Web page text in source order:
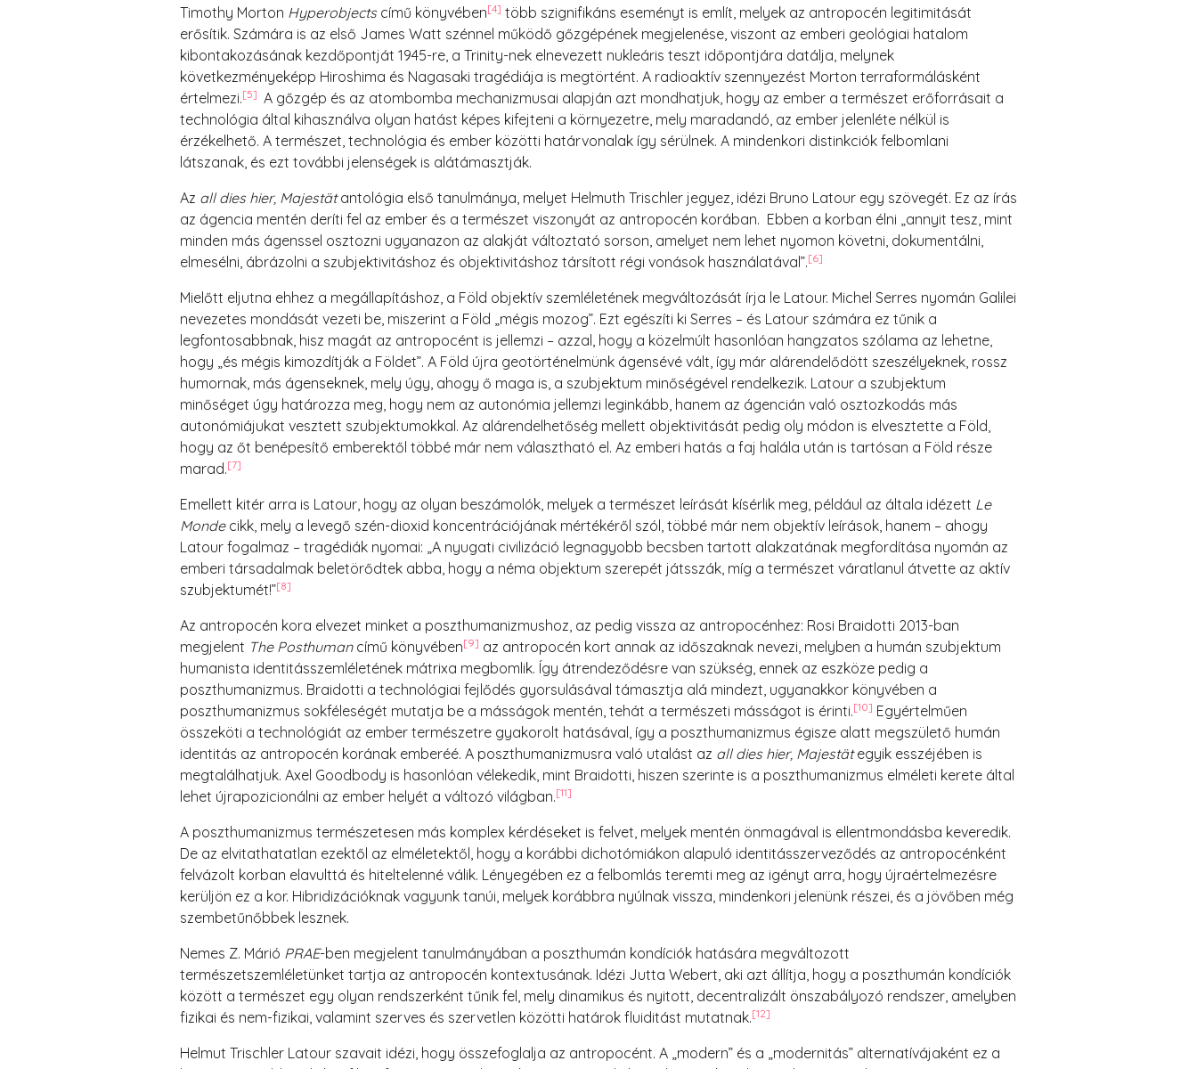
Timothy Morton Hyperobjects című könyvében[4] több szignifikáns eseményt is említ, melyek az antropocén legitimitását
erősítik. Számára is az első James Watt szénnel működő gőzgépének megjelenése, viszont az emberi geológiai hatalom
kibontakozásának kezdőpontját 1945-re, a Trinity-nek elnevezett nukleáris teszt időpontjára datálja, melynek
következményeképp Hiroshima és Nagasaki tragédiája is megtörtént. A radioaktív szennyezést Morton terraformálásként
értelmezi.[5] A gőzgép és az atombomba mechanizmusai alapján azt mondhatjuk, hogy az ember a természet erőforrásait a
technológia által kihasználva olyan hatást képes kifejteni a környezetre, mely maradandó, az ember jelenléte nélkül is
érzékelhető. A természet, technológia és ember közötti határvonalak így sérülnek. A mindenkori distinkciók felbomlani
látszanak, és ezt további jelenségek is alátámasztják.
Az all dies hier, Majestätantológia első tanulmánya, melyet Helmuth Trischler jegyez, idézi Bruno Latour egy szövegét. Ez az írás
az ágencia mentén deríti fel az ember és a természet viszonyát az antropocén korában. Ebben a korban élni „annyit tesz, mint
minden más ágenssel osztozni ugyanazon az alakját változtató sorson, amelyet nem lehet nyomon követni, dokumentálni,
elmesélni, ábrázolni a szubjektivitáshoz és objektivitáshoz társított régi vonások használatával”.[6]
Mielőtt eljutna ehhez a megállapításhoz, a Föld objektív szemléletének megváltozását írja le Latour. Michel Serres nyomán Galilei
nevezetes mondását vezeti be, miszerint a Föld „mégis mozog”. Ezt egészíti ki Serres – és Latour számára ez tűnik a
legfontosabbnak, hisz magát az antropocént is jellemzi – azzal, hogy a közelmúlt hasonlóan hangzatos szólama az lehetne,
hogy „és mégis kimozdítják a Földet”. A Föld újra geotörténelmünk ágensévé vált, így már alárendelődött szeszélyeknek, rossz
humornak, más ágenseknek, mely úgy, ahogy ő maga is, a szubjektum minőségével rendelkezik. Latour a szubjektum
minőséget úgy határozza meg, hogy nem az autonómia jellemzi leginkább, hanem az ágencián való osztozkodás más
autonómiájukat vesztett szubjektumokkal. Az alárendelhetőség mellett objektivitását pedig oly módon is elvesztette a Föld,
hogy az őt benépesítő emberektől többé már nem választható el. Az emberi hatás a faj halála után is tartósan a Föld része
marad.[7]
Emellett kitér arra is Latour, hogy az olyan beszámolók, melyek a természet leírását kísérlik meg, például az általa idézett Le
Monde cikk, mely a levegő szén-dioxid koncentrációjának mértékéről szól, többé már nem objektív leírások, hanem – ahogy
Latour fogalmaz – tragédiák nyomai: „A nyugati civilizáció legnagyobb becsben tartott alakzatának megfordítása nyomán az
emberi társadalmak beletörődtek abba, hogy a néma objektum szerepét játsszák, míg a természet váratlanul átvette az aktív
szubjektumét!”[8]
Az antropocén kora elvezet minket a poszthumanizmushoz, az pedig vissza az antropocénhez: Rosi Braidotti 2013-ban
megjelent The Posthuman című könyvében[9] az antropocén kort annak az időszaknak nevezi, melyben a humán szubjektum
humanista identitásszemléletének mátrixa megbomlik. Így átrendeződésre van szükség, ennek az eszköze pedig a
poszthumanizmus. Braidotti a technológiai fejlődés gyorsulásával támasztja alá mindezt, ugyanakkor könyvében a
poszthumanizmus sokféleségét mutatja be a másságok mentén, tehát a természeti másságot is érinti.[10] Egyértelműen
összeköti a technológiát az ember természetre gyakorolt hatásával, így a poszthumanizmus égisze alatt megszülető humán
identitás az antropocén korának emberéé. A poszthumanizmusra való utalást az all dies hier, Majestätegyik esszéjében is
megtalálhatjuk. Axel Goodbody is hasonlóan vélekedik, mint Braidotti, hiszen szerinte is a poszthumanizmus elméleti kerete által
lehet újrapozicionálni az ember helyét a változó világban.[11]
A poszthumanizmus természetesen más komplex kérdéseket is felvet, melyek mentén önmagával is ellentmondásba keveredik.
De az elvitathatatlan ezektől az elméletektől, hogy a korábbi dichotómiákon alapuló identitásszerveződés az antropocénként
felvázolt korban elavulttá és hiteltelenné válik. Lényegében ez a felbomlás teremti meg az igényt arra, hogy újraértelmezésre
kerüljön ez a kor. Hibridizációknak vagyunk tanúi, melyek korábbra nyúlnak vissza, mindenkori jelenünk részei, és a jövőben még
szembetűnőbbek lesznek.
Nemes Z. Márió PRAE-ben megjelent tanulmányában a poszthumán kondíciók hatására megváltozott
természetszemléletünket tartja az antropocén kontextusának. Idézi Jutta Webert, aki azt állítja, hogy a poszthumán kondíciók
között a természet egy olyan rendszerként tűnik fel, mely dinamikus és nyitott, decentralizált önszabályozó rendszer, amelyben
fizikai és nem-fizikai, valamint szerves és szervetlen közötti határok fluiditást mutatnak.[12]
Helmut Trischler Latour szavait idézi, hogy összefoglalja az antropocént. A „modern” és a „modernitás” alternatívájaként ez a